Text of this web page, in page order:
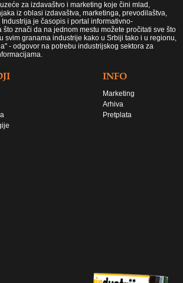
za izdavaštvo i marketing koje čini mlad,
iz oblasi izdavaštva, marketinga, prevodilaštva,
je časopis i portal informativno-
što znači da na jednom mestu možete pročitati sve što
svim granama industrije kako u Srbiji tako i u regionu,
- odgovor na potrebu industrijskog sektora za
INFO
Marketing
Arhiva
Pretplata